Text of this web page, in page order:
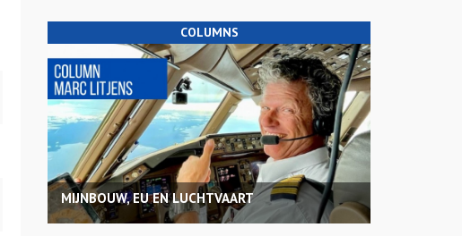
COLUMNS
MIJNBOUW, EU EN LUCHTVAART